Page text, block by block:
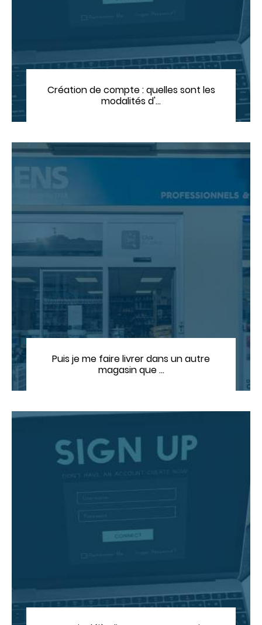
Création de compte : quelles sont les
modalités d'…
Puis je me faire livrer dans un autre
magasin que …